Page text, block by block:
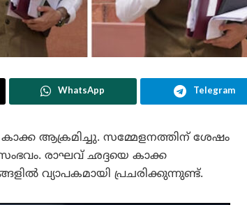
WhatsApp Telegram
ആക്രമിച്ചു. സമ്മേളനത്തിന് ശേഷം
രാഘവ് ഛദ്ദയെ കാക്ക
വ്യാപകമായി പ്രചരിക്കുന്നുണ്ട്.